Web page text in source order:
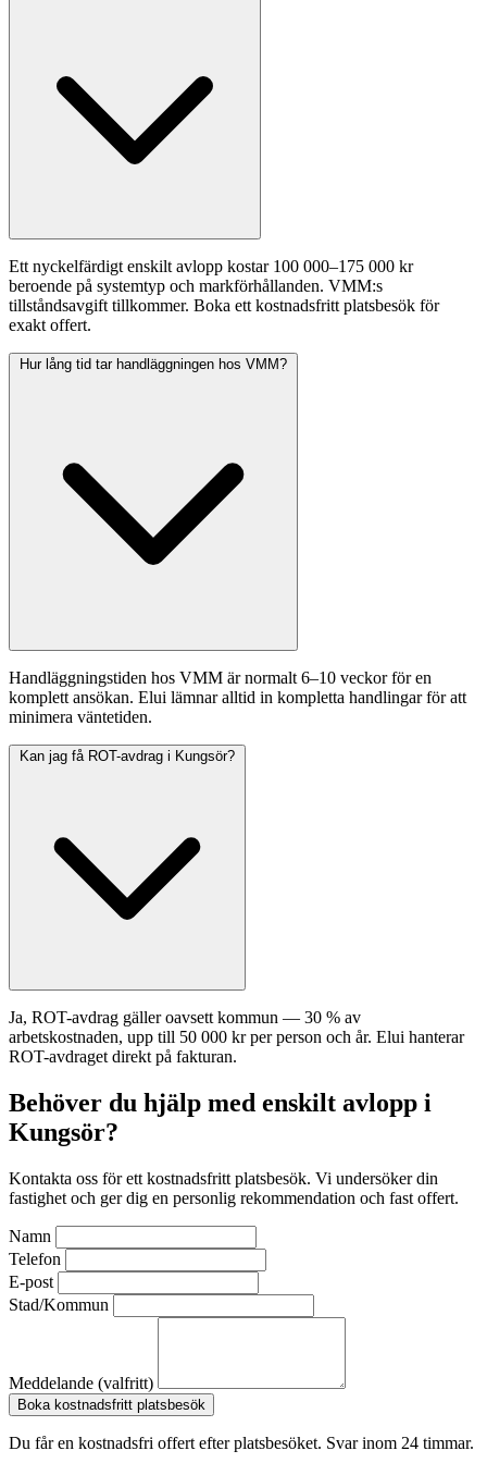
Ett nyckelfärdigt enskilt avlopp kostar 100 000–175 000 kr
beroende på systemtyp och markförhållanden. VMM:s
tillståndsavgift tillkommer. Boka ett kostnadsfritt platsbesök för
exakt offert.
Hur lång tid tar handläggningen hos VMM?
Handläggningstiden hos VMM är normalt 6–10 veckor för en
komplett ansökan. Elui lämnar alltid in kompletta handlingar för att
minimera väntetiden.
Kan jag få ROT-avdrag i Kungsör?
Ja, ROT-avdrag gäller oavsett kommun — 30 % av
arbetskostnaden, upp till 50 000 kr per person och år. Elui hanterar
ROT-avdraget direkt på fakturan.
Behöver du hjälp med enskilt avlopp i
Kungsör?
Kontakta oss för ett kostnadsfritt platsbesök. Vi undersöker din
fastighet och ger dig en personlig rekommendation och fast offert.
Namn
Telefon
E-post
Stad/Kommun
Meddelande (valfritt)
Boka kostnadsfritt platsbesök
Du får en kostnadsfri offert efter platsbesöket. Svar inom 24 timmar.